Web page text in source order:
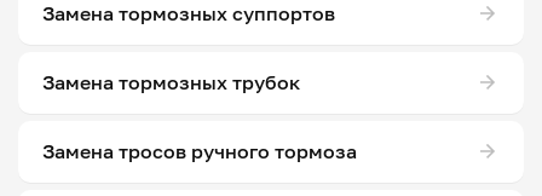
Замена тормозных суппортов
Замена тормозных трубок
Замена тросов ручного тормоза